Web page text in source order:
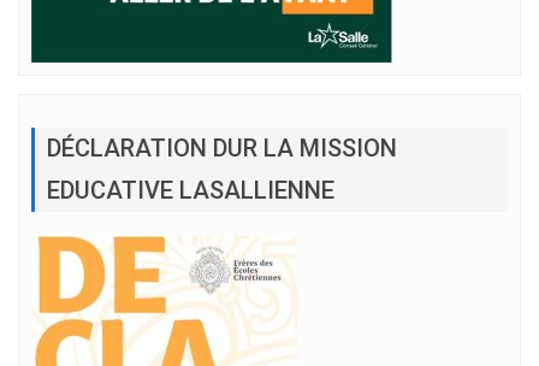
DÉCLARATION DUR LA MISSION
EDUCATIVE LASALLIENNE